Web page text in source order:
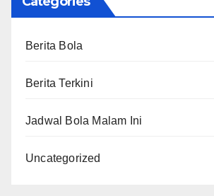
Berita Bola
Berita Terkini
Jadwal Bola Malam Ini
Uncategorized